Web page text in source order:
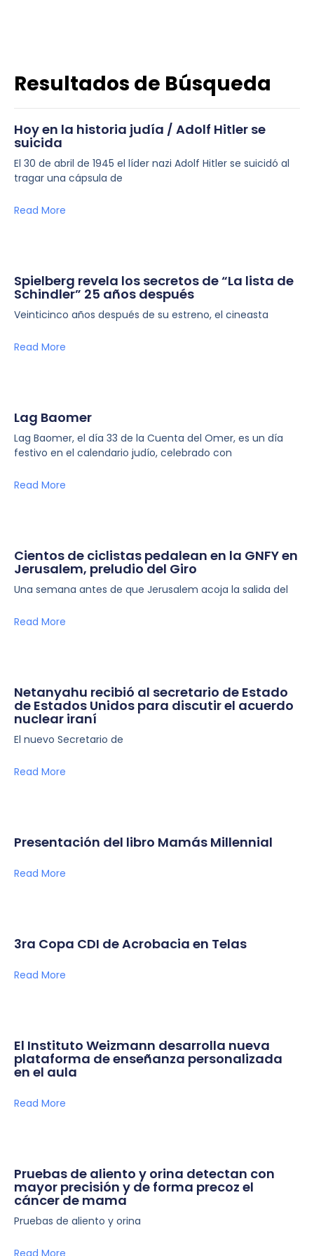
Resultados de Búsqueda
Hoy en la historia judía / Adolf Hitler se
suicida
El 30 de abril de 1945 el líder nazi Adolf Hitler se suicidó al
tragar una cápsula de
Read More
Spielberg revela los secretos de “La lista de
Schindler” 25 años después
Veinticinco años después de su estreno, el cineasta
Read More
Lag Baomer
Lag Baomer, el día 33 de la Cuenta del Omer, es un día
festivo en el calendario judío, celebrado con
Read More
Cientos de ciclistas pedalean en la GNFY en
Jerusalem, preludio del Giro
Una semana antes de que Jerusalem acoja la salida del
Read More
Netanyahu recibió al secretario de Estado
de Estados Unidos para discutir el acuerdo
nuclear iraní
El nuevo Secretario de
Read More
Presentación del libro Mamás Millennial
Read More
3ra Copa CDI de Acrobacia en Telas
Read More
El Instituto Weizmann desarrolla nueva
plataforma de enseñanza personalizada
en el aula
Read More
Pruebas de aliento y orina detectan con
mayor precisión y de forma precoz el
cáncer de mama
Pruebas de aliento y orina
Read More